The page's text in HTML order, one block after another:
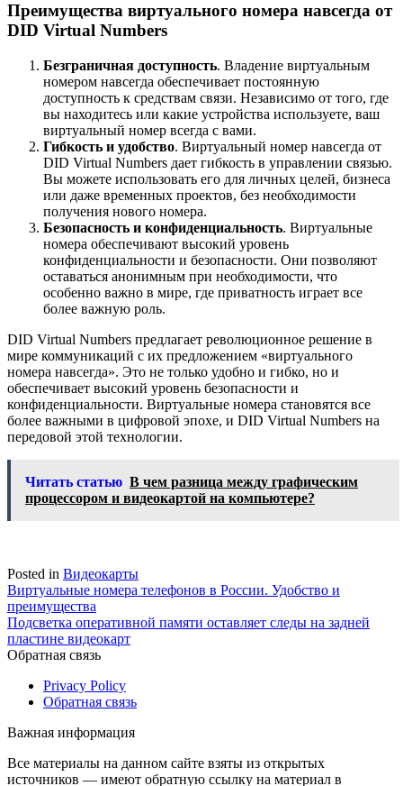
Преимущества виртуального номера навсегда от
DID Virtual Numbers
Безграничная доступность. Владение виртуальным
номером навсегда обеспечивает постоянную
доступность к средствам связи. Независимо от того, где
вы находитесь или какие устройства используете, ваш
виртуальный номер всегда с вами.
Гибкость и удобство. Виртуальный номер навсегда от
DID Virtual Numbers дает гибкость в управлении связью.
Вы можете использовать его для личных целей, бизнеса
или даже временных проектов, без необходимости
получения нового номера.
Безопасность и конфиденциальность. Виртуальные
номера обеспечивают высокий уровень
конфиденциальности и безопасности. Они позволяют
оставаться анонимным при необходимости, что
особенно важно в мире, где приватность играет все
более важную роль.
DID Virtual Numbers предлагает революционное решение в
мире коммуникаций с их предложением «виртуального
номера навсегда». Это не только удобно и гибко, но и
обеспечивает высокий уровень безопасности и
конфиденциальности. Виртуальные номера становятся все
более важными в цифровой эпохе, и DID Virtual Numbers на
передовой этой технологии.
Читать статью В чем разница между графическим
процессором и видеокартой на компьютере?
Posted in Видеокарты
Навигация
по
записям
Виртуальные номера телефонов в России. Удобство и
преимущества
Подсветка оперативной памяти оставляет следы на задней
пластине видеокарт
Обратная связь
Privacy Policy
Обратная связь
Важная информация
Все материалы на данном сайте взяты из открытых
источников — имеют обратную ссылку на материал в